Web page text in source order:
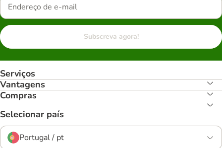
Subscreva agora!
Serviços
Vantagens
Compras
Selecionar país
Portugal / pt